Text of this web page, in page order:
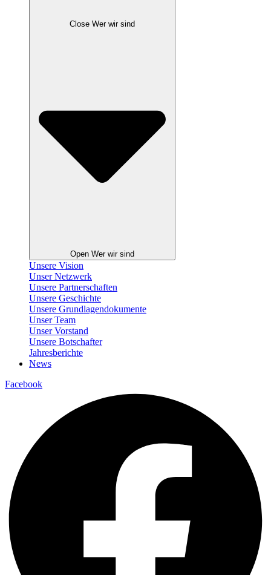
Close Wer wir sind
Open Wer wir sind
Unsere Vision
Unser Netzwerk
Unsere Partnerschaften
Unsere Geschichte
Unsere Grundlagendokumente
Unser Team
Unser Vorstand
Unsere Botschafter
Jahresberichte
News
Facebook